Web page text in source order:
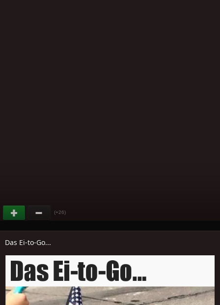
(+26)
Das Ei-to-Go...